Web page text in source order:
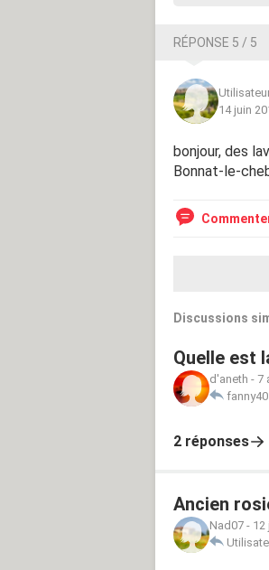
RÉPONSE 5 / 5
14 juin
bonjour, des
Bonnat-le-
Discussions
Quelle est
d'aneth - 7
fanny40
2 réponses
Ancien
Nad07 - 12